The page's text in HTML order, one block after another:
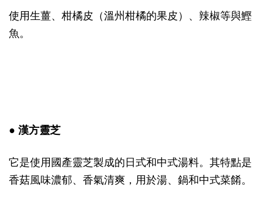
使用生薑、柑橘皮（溫州柑橘的果皮）、辣椒等與鰹
魚。
● 漢方靈芝
它是使用國產靈芝製成的日式和中式湯料。其特點是
香菇風味濃郁、香氣清爽，用於湯、鍋和中式菜餚。